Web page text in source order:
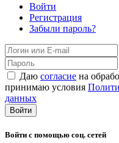
Войти
Регистрация
Забыли пароль?
Даю согласие на
принимаю условия
данных
Войти
Войти с помощью соц. сетей